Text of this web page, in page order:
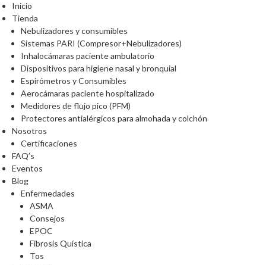
Inicio
Tienda
Nebulizadores y consumibles
Sistemas PARI (Compresor+Nebulizadores)
Inhalocámaras paciente ambulatorio
Dispositivos para higiene nasal y bronquial
Espirómetros y Consumibles
Aerocámaras paciente hospitalizado
Medidores de flujo pico (PFM)
Protectores antialérgicos para almohada y colchón
Nosotros
Certificaciones
FAQ’s
Eventos
Blog
Enfermedades
ASMA
Consejos
EPOC
Fibrosis Quística
Tos